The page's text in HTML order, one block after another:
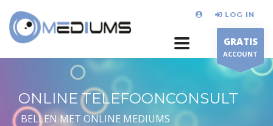
LOG IN
GRATIS
ACCOUNT
ONLINE TELEFOONCONSULT
BELLEN MET ONLINE MEDIUMS